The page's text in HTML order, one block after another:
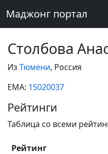
Маджонг портал
Столбова
Из Тюмени, Россия
EMA: 15020037
Рейтинги
Таблица со всеми
Рейтинг